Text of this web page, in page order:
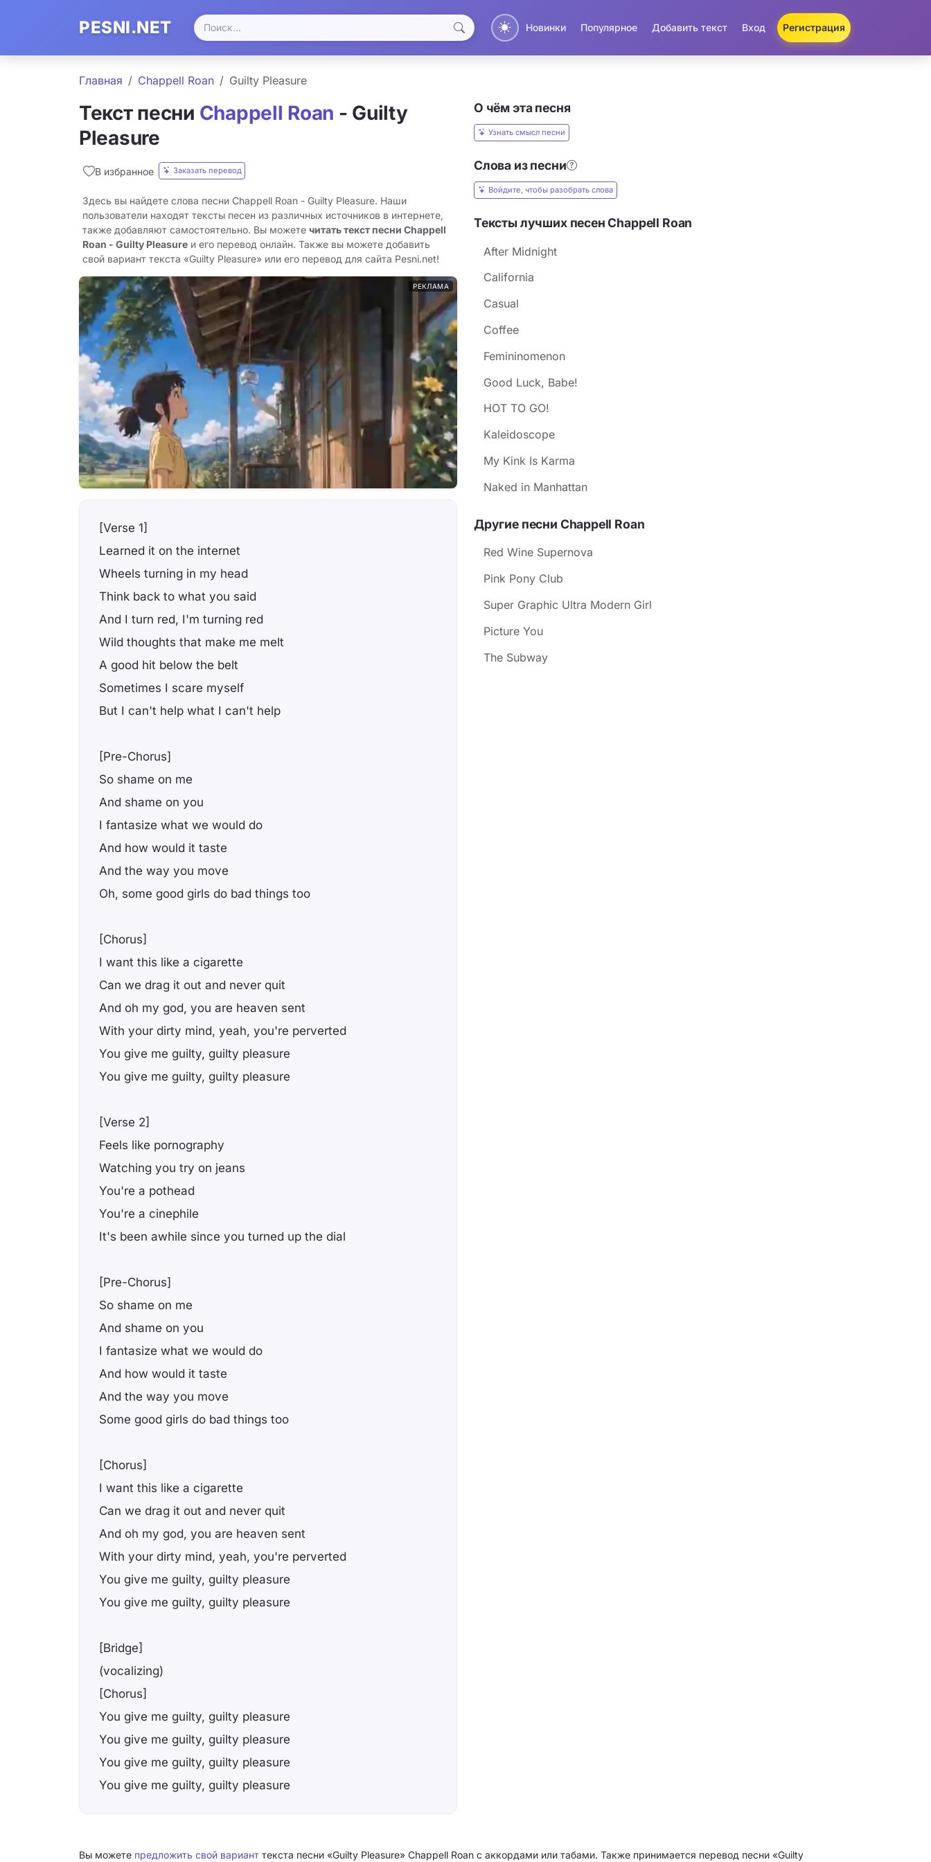
PESNI.NET Новинки Популярное Добавить текст Вход Регистрация
Главная Chappell Roan Guilty Pleasure
Текст песни Chappell Roan - Guilty
Pleasure
В избранное Заказать перевод
Здесь вы найдете слова песни Chappell Roan - Guilty Pleasure. Наши
пользователи находят тексты песен из различных источников в интернете,
также добавляют самостоятельно. Вы можете читать текст песни Chappell
Roan - Guilty Pleasure и его перевод онлайн. Также вы можете добавить
свой вариант текста «Guilty Pleasure» или его перевод для сайта Pesni.net!
РЕКЛАМА
[Verse 1]
Learned it on the internet
Wheels turning in my head
Think back to what you said
And I turn red, I'm turning red
Wild thoughts that make me melt
A good hit below the belt
Sometimes I scare myself
But I can't help what I can't help
[Pre-Chorus]
So shame on me
And shame on you
I fantasize what we would do
And how would it taste
And the way you move
Oh, some good girls do bad things too
[Chorus]
I want this like a cigarette
Can we drag it out and never quit
And oh my god, you are heaven sent
With your dirty mind, yeah, you're pervеrted
You give me guilty, guilty plеasure
You give me guilty, guilty pleasure
[Verse 2]
Feels like pornography
Watching you try on jeans
You're a pothead
You're a cinephile
It's been awhile since you turned up the dial
[Pre-Chorus]
So shame on me
And shame on you
I fantasize what we would do
And how would it taste
And the way you move
Some good girls do bad things too
[Chorus]
I want this like a cigarette
Can we drag it out and never quit
And oh my god, you are heaven sent
With your dirty mind, yeah, you're perverted
You give me guilty, guilty pleasure
You give me guilty, guilty pleasure
[Bridge]
(vocalizing)
[Chorus]
You give me guilty, guilty pleasure
You give me guilty, guilty pleasure
You give me guilty, guilty pleasure
You give me guilty, guilty pleasure
О чём эта песня
Узнать смысл песни
Слова из песни
Войдите, чтобы разобрать слова
Тексты лучших песен Chappell Roan
After Midnight
California
Casual
Coffee
Femininomenon
Good Luck, Babe!
HOT TO GO!
Kaleidoscope
My Kink Is Karma
Naked in Manhattan
Другие песни Chappell Roan
Red Wine Supernova
Pink Pony Club
Super Graphic Ultra Modern Girl
Picture You
The Subway
Вы можете предложить свой вариант текста песни «Guilty Pleasure» Chappell Roan с аккордами или табами. Также принимается перевод песни «Guilty